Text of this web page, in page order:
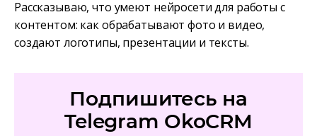
Рассказываю, что умеют нейросети для работы с
контентом: как обрабатывают фото и видео,
создают логотипы, презентации и тексты.
Подпишитесь на
Telegram OkoCRM